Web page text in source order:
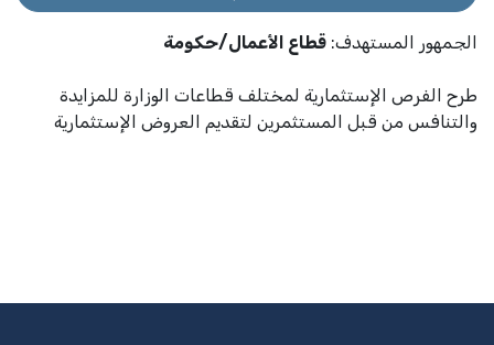
الجمهور المستهدف: قطاع الأعمال/حكومة
طرح الفرص الإستثمارية لمختلف قطاعات الوزارة للمزايدة
والتنافس من قبل المستثمرين لتقديم العروض الإستثمارية